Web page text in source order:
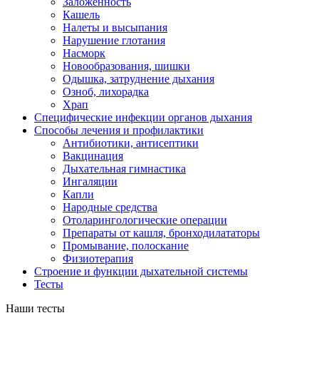
Кашель
Налеты и высыпания
Нарушение глотания
Насморк
Новообразования, шишки
Одышка, затруднение дыхания
Озноб, лихорадка
Храп
Специфические инфекции органов дыхания
Способы лечения и профилактики
Антибиотики, антисептики
Вакцинация
Дыхательная гимнастика
Ингаляции
Капли
Народные средства
Отоларингологические операции
Препараты от кашля, бронходилататоры
Промывание, полоскание
Физиотерапия
Строение и функции дыхательной системы
Тесты
Наши тесты